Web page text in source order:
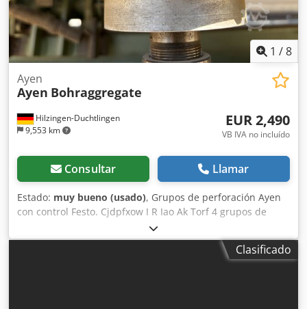
1 /8
Hilzingen-Duchtlingen
9,553 km
Ayen
Ayen Bohraggregate
EUR 2,490
VB IVA no incluído
Consultar Llamar
Estado: muy bueno (usado), Grupos de perforación Ayen
con control Festo. Cjdpfxow I R Iao Ak Torf 4 grupos de
perforación de 1,5 kW, recorrido de 240 mm. 2 grupos con
caja de engranajes angular, utilizables como grupos de
Clasificado